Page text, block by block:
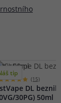
tip
(15)
DL
30PG) 50ml